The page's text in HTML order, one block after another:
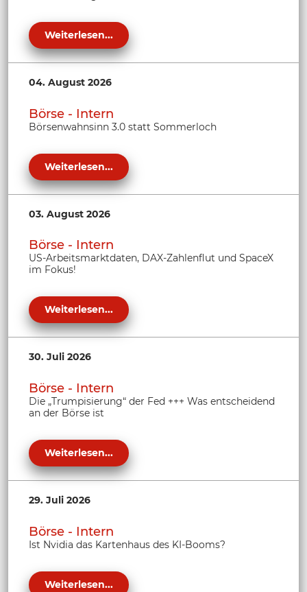
Weiterlesen...
04. August 2026
Börse - Intern
Börsenwahnsinn 3.0 statt Sommerloch
Weiterlesen...
03. August 2026
Börse - Intern
US-Arbeitsmarktdaten, DAX-Zahlenflut und SpaceX
im Fokus!
Weiterlesen...
30. Juli 2026
Börse - Intern
Die „Trumpisierung“ der Fed +++ Was entscheidend
an der Börse ist
Weiterlesen...
29. Juli 2026
Börse - Intern
Ist Nvidia das Kartenhaus des KI-Booms?
Weiterlesen...